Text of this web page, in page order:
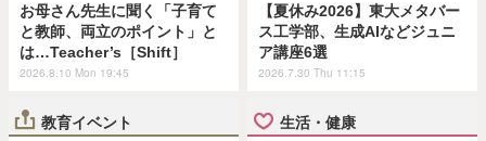
お母さん先生に聞く「子育て
と教師、両立のポイント」と
は…Teacher’s［Shift］
2026.8.10 Mon 19:45
【夏休み2026】東大メタバー
ス工学部、生成AIなどジュニ
ア講座6選
2026.7.30 Thu 11:15
教育イベント 生活・健康